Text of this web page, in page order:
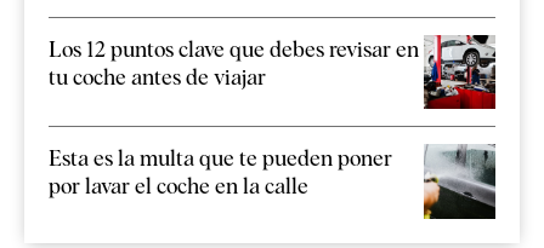
Los 12 puntos clave que debes revisar en
tu coche antes de viajar
Esta es la multa que te pueden poner
por lavar el coche en la calle